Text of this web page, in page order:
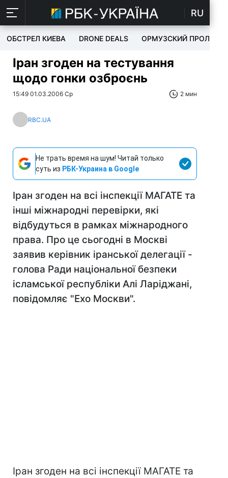
RU
ОБСТРЕЛ КИЕВА DRONE DEALS ОРМУЗСКИЙ ПРОЛИВ
Іран згоден на тестування
щодо гонки озброєнь
15:49 01.03.2006 Ср 2 мин
RBC.UA
Не трать время на шум! Читай только
суть из РБК-Украина в Google
Іран згоден на всі інспекції МАГАТЕ та
інші міжнародні перевірки, які
відбудуться в рамках міжнародного
права. Про це сьогодні в Москві
заявив керівник іранської делегації -
голова Ради національної безпеки
ісламської республіки Алі Ларіджані,
повідомляє "Ехо Москви".
Іран згоден на всі інспекції МАГАТЕ та